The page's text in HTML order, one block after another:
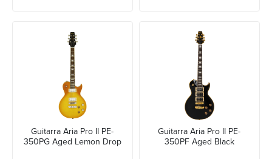
Guitarra Aria Pro II PE-
350PG Aged Lemon Drop
Guitarra Aria Pro II PE-
350PF Aged Black